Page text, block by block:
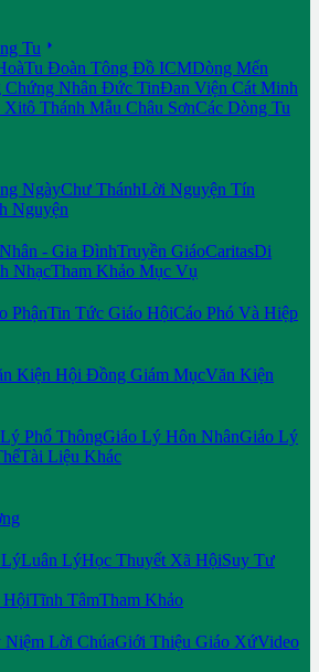
Tu 
Tu Đoàn Tông Đồ ICMDòng Mến
Chứng Nhân Đức TinĐan Viện Cát Minh
Thánh Mẫu Châu SơnCác Dòng Tu
NgàyChư ThánhLời Nguyện Tín
Nguyện
- Gia ĐìnhTruyền GiáoCaritasDi
NhạcTham Khảo Mục Vụ
PhậnTin Tức Giáo HộiCáo Phó Và Hiệp
Kiện Hội Đồng Giám MụcVăn Kiện
Phổ ThôngGiáo Lý Hôn NhânGiáo Lý
Tài Liệu Khác
Luân LýHọc Thuyết Xã HộiSuy Tư
HộiTĩnh TâmTham Khảo
Niệm Lời ChúaGiới Thiệu Giáo XứVideo